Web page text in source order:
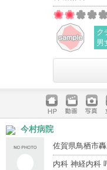
ク
男
ホームペ
ージ
動画 写真
今村病院
佐賀県鳥栖市
内科 神経内科